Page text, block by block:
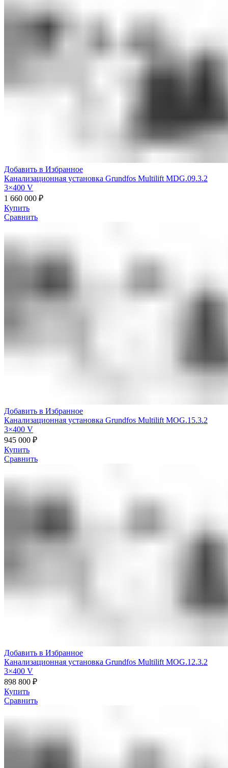
Добавить в Избранное
Канализационная установка Grundfos Multilift MDG.09.3.2
3×400 V
1 660 000 ₽
Купить
Сравнить
Добавить в Избранное
Канализационная установка Grundfos Multilift MOG.15.3.2
3×400 V
945 000 ₽
Купить
Сравнить
Добавить в Избранное
Канализационная установка Grundfos Multilift MOG.12.3.2
3×400 V
898 800 ₽
Купить
Сравнить